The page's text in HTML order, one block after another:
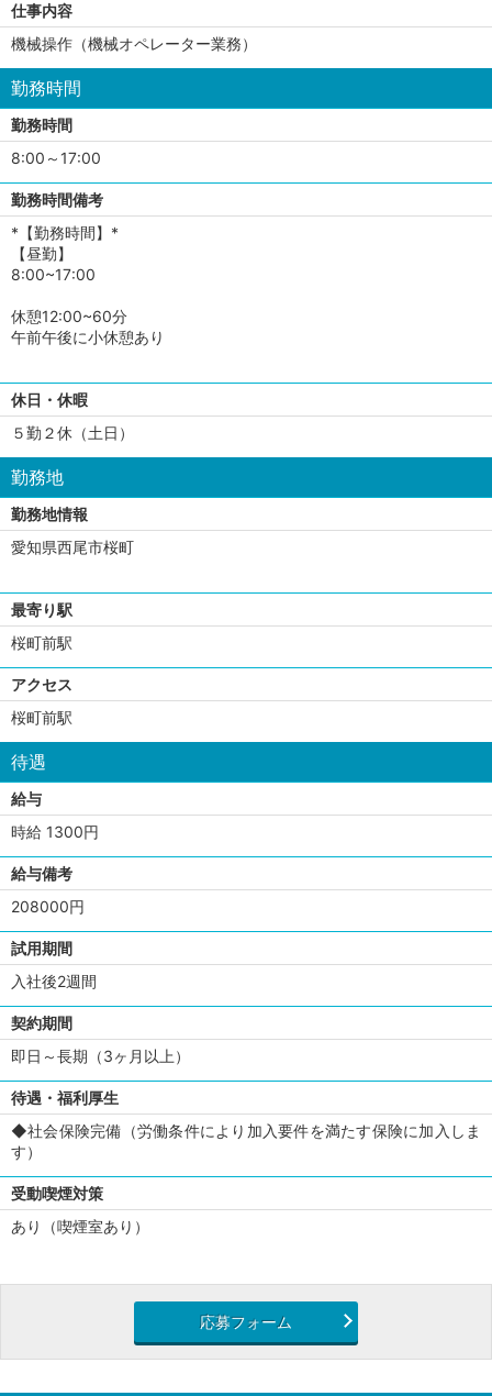
仕事内容
機械操作（機械オペレーター業務）
勤務時間
勤務時間
8:00～17:00
勤務時間備考
*【勤務時間】*
【昼勤】
8:00~17:00
休憩12:00~60分
午前午後に小休憩あり
休日・休暇
５勤２休（土日）
勤務地
勤務地情報
愛知県西尾市桜町
最寄り駅
桜町前駅
アクセス
桜町前駅
待遇
給与
時給 1300円
給与備考
208000円
試用期間
入社後2週間
契約期間
即日～長期（3ヶ月以上）
待遇・福利厚生
◆社会保険完備（労働条件により加入要件を満たす保険に加入しま
す）
受動喫煙対策
あり（喫煙室あり）
応募フォーム